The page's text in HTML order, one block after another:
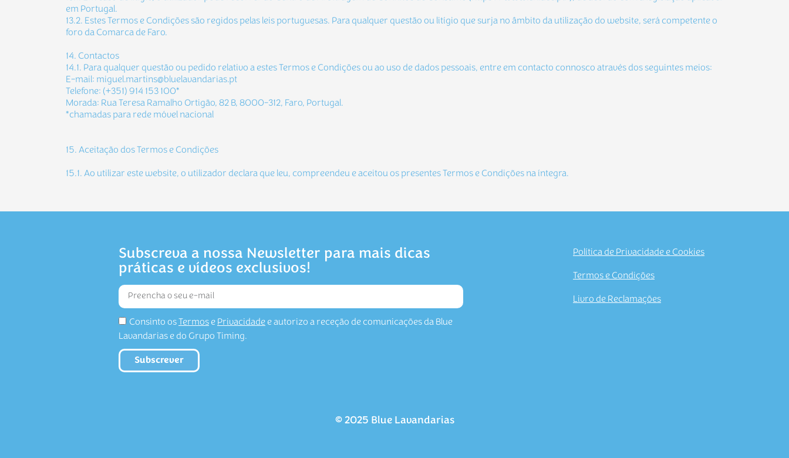
em Portugal.
13.2. Estes Termos e Condições são regidos pelas leis portuguesas. Para qualquer questão ou litígio que surja no âmbito da utilização do website, será competente o
foro da Comarca de Faro.
14. Contactos
14.1. Para qualquer questão ou pedido relativo a estes Termos e Condições ou ao uso de dados pessoais, entre em contacto connosco através dos seguintes meios:
E-mail: miguel.martins@bluelavandarias.pt
Telefone: (+351) 914 153 100*
Morada: Rua Teresa Ramalho Ortigão, 82 B, 8000-312, Faro, Portugal.
*chamadas para rede móvel nacional
15. Aceitação dos Termos e Condições
15.1. Ao utilizar este website, o utilizador declara que leu, compreendeu e aceitou os presentes Termos e Condições na íntegra.
Subscreva a nossa Newsletter para mais dicas
práticas e vídeos exclusivos!
Consinto osTermos e Privacidade e autorizo a receção de comunicações da Blue
Lavandarias e do Grupo Timing.
Subscrever
Política de Privacidade e Cookies
Termos e Condições
Livro de Reclamações
© 2025 Blue Lavandarias